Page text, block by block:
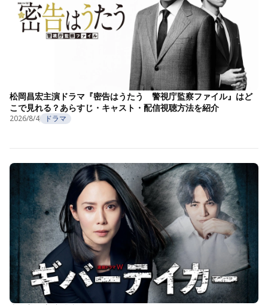
松岡昌宏主演ドラマ『密告はうたう 警視庁監察ファイル』はど
こで見れる？あらすじ・キャスト・配信視聴方法を紹介
2026/8/4 ドラマ